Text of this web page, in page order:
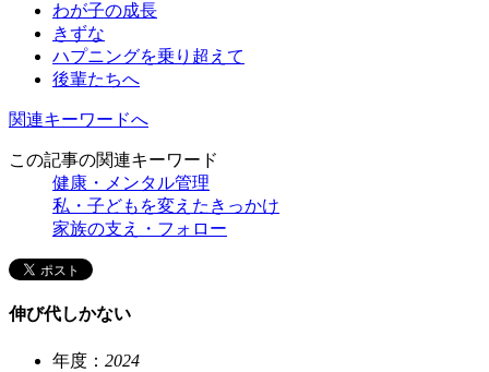
わが子の成長
きずな
ハプニングを乗り超えて
後輩たちへ
関連キーワードへ
この記事の関連キーワード
健康・メンタル管理
私・子どもを変えたきっかけ
家族の支え・フォロー
伸び代しかない
年度： 2024